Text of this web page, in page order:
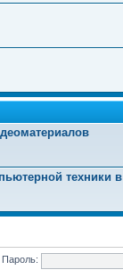
техники в
Пароль: